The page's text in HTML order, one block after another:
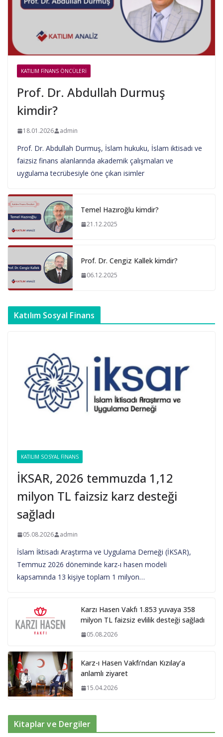
KATILIM FINANS ÖNCÜLERI
Prof. Dr. Abdullah Durmuş
kimdir?
18.01.2026 admin
Prof. Dr. Abdullah Durmuş, İslam hukuku, İslam iktisadı ve
faizsiz finans alanlarında akademik çalışmaları ve
uygulama tecrübesiyle öne çıkan isimler
Temel Hazıroğlu kimdir?
21.12.2025
Prof. Dr. Cengiz Kallek kimdir?
06.12.2025
Katılım Sosyal Finans
KATILIM SOSYAL FINANS
İKSAR, 2026 temmuzda 1,12
milyon TL faizsiz karz desteği
sağladı
05.08.2026 admin
İslam İktisadı Araştırma ve Uygulama Derneği (İKSAR),
Temmuz 2026 döneminde karz-ı hasen modeli
kapsamında 13 kişiye toplam 1 milyon…
Karzı Hasen Vakfı 1.853 yuvaya 358
milyon TL faizsiz evlilik desteği sağladı
05.08.2026
Karz-ı Hasen Vakfı’ndan Kızılay’a
anlamlı ziyaret
15.04.2026
Kitaplar ve Dergiler